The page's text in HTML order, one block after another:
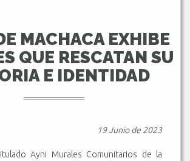
MACHACA EXHIBE
QUE RESCATAN SU
E IDENTIDAD
19 Junio de 2023
Ayni Murales Comunitarios de la